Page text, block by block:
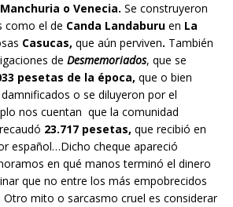
Manchuria o Venecia. Se construyeron
como el de Canda Landaburu en La
Casucas, que aún perviven. También
de Desmemoriados, que se
pesetas de la época, que o bien
o se diluyeron por el
nos cuentan que la comunidad
23.717 pesetas, que recibió en
español…Dicho cheque apareció
en qué manos terminó el dinero
que no entre los más empobrecidos
Otro mito o sarcasmo cruel es considerar